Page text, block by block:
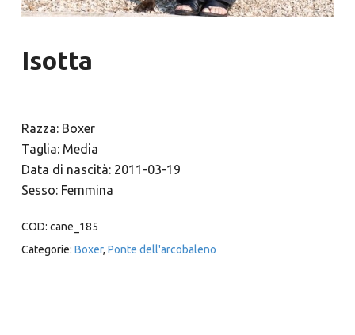
Isotta
Razza: Boxer
Taglia: Media
Data di nascità: 2011-03-19
Sesso: Femmina
COD: cane_185
Categorie: Boxer, Ponte dell'arcobaleno